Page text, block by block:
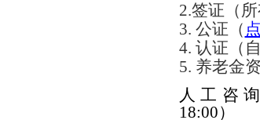
2.签证（
3. 公证 （
4. 认证（
5. 养老金资
人工咨
18:00